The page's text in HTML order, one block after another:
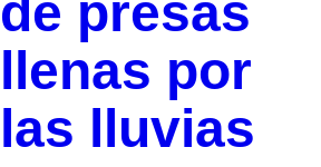
de presas
llenas por
las lluvias